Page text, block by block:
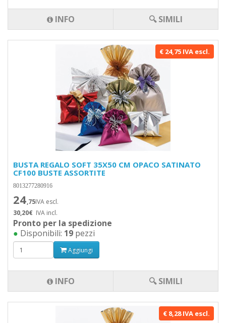
INFO 🔍 SIMILI
€ 24,75 IVA escl.
BUSTA REGALO SOFT 35X50 CM OPACO SATINATO
CF100 BUSTE ASSORTITE
8013277280916
24,75IVA escl.
30,20€ IVA incl.
Pronto per la spedizione
● Disponibili: 19 pezzi
Aggiungi
INFO 🔍 SIMILI
€ 8,28 IVA escl.